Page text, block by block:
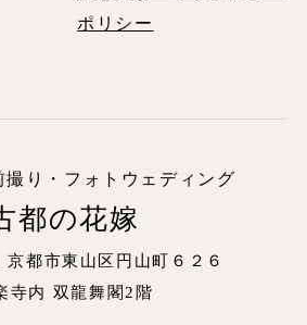
ポリシー
撮り・フォトウェディング
都の花嫁
都市東山区円山町６２６
寺内 双龍舞閣2階